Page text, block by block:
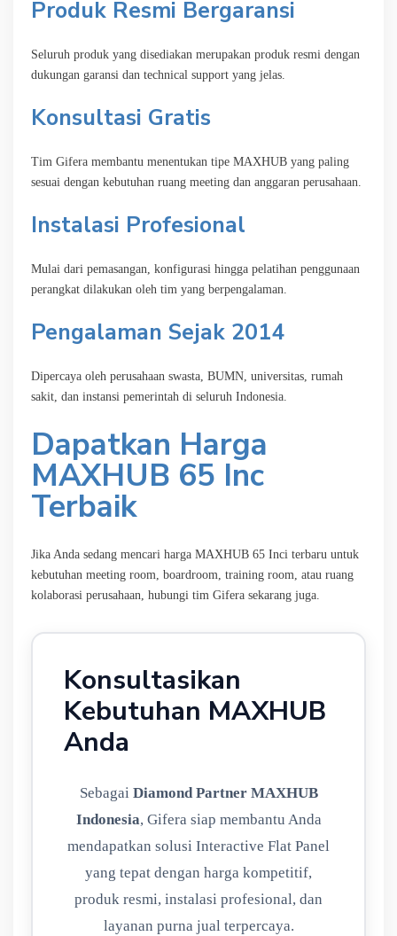
Produk Resmi Bergaransi
Seluruh produk yang disediakan merupakan produk resmi dengan
dukungan garansi dan technical support yang jelas.
Konsultasi Gratis
Tim Gifera membantu menentukan tipe MAXHUB yang paling
sesuai dengan kebutuhan ruang meeting dan anggaran perusahaan.
Instalasi Profesional
Mulai dari pemasangan, konfigurasi hingga pelatihan penggunaan
perangkat dilakukan oleh tim yang berpengalaman.
Pengalaman Sejak 2014
Dipercaya oleh perusahaan swasta, BUMN, universitas, rumah
sakit, dan instansi pemerintah di seluruh Indonesia.
Dapatkan Harga
MAXHUB 65 Inc
Terbaik
Jika Anda sedang mencari harga MAXHUB 65 Inci terbaru untuk
kebutuhan meeting room, boardroom, training room, atau ruang
kolaborasi perusahaan, hubungi tim Gifera sekarang juga.
Konsultasikan
Kebutuhan MAXHUB
Anda
Sebagai Diamond Partner MAXHUB
Indonesia, Gifera siap membantu Anda
mendapatkan solusi Interactive Flat Panel
yang tepat dengan harga kompetitif,
produk resmi, instalasi profesional, dan
layanan purna jual terpercaya.